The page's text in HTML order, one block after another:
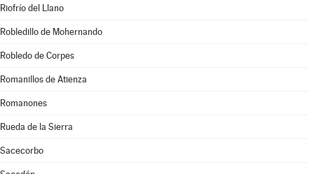
Riofrío del Llano
Robledillo de Mohernando
Robledo de Corpes
Romanillos de Atienza
Romanones
Rueda de la Sierra
Sacecorbo